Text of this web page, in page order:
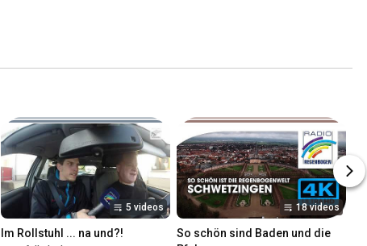
5 videos
Im Rollstuhl ... na und?!
18 videos
So schön sind Baden und die